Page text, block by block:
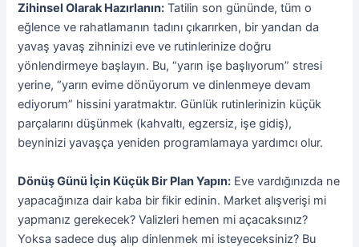
Zihinsel Olarak Hazırlanın: Tatilin son gününde, tüm o
eğlence ve rahatlamanın tadını çıkarırken, bir yandan da
yavaş yavaş zihninizi eve ve rutinlerinize doğru
yönlendirmeye başlayın. Bu, “yarın işe başlıyorum” stresi
yerine, “yarın evime dönüyorum ve dinlenmeye devam
ediyorum” hissini yaratmaktır. Günlük rutinlerinizin küçük
parçalarını düşünmek (kahvaltı, egzersiz, işe gidiş),
beyninizi yavaşça yeniden programlamaya yardımcı olur.
Dönüş Günü İçin Küçük Bir Plan Yapın: Eve vardığınızda ne
yapacağınıza dair kaba bir fikir edinin. Market alışverişi mi
yapmanız gerekecek? Valizleri hemen mi açacaksınız?
Yoksa sadece duş alıp dinlenmek mi isteyeceksiniz? Bu